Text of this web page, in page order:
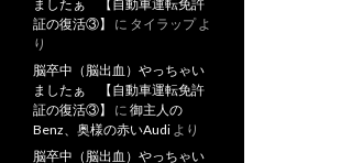
ましたぁ 【自動車運転免許
証の復活③】
に タイラップよ
り
脳卒中（脳出血）やっちゃい
ましたぁ 【自動車運転免許
証の復活③】
に 御主人の
Benz、奥様の赤いAudi より
脳卒中（脳出血）やっちゃい